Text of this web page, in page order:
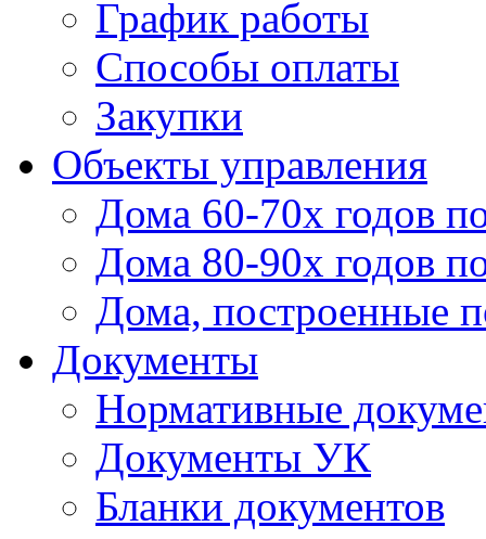
График работы
Способы оплаты
Закупки
Объекты управления
Дома 60-70х годов
Дома 80-90х годов
Дома, построенные
Документы
Нормативные
Документы УК
Бланки документов